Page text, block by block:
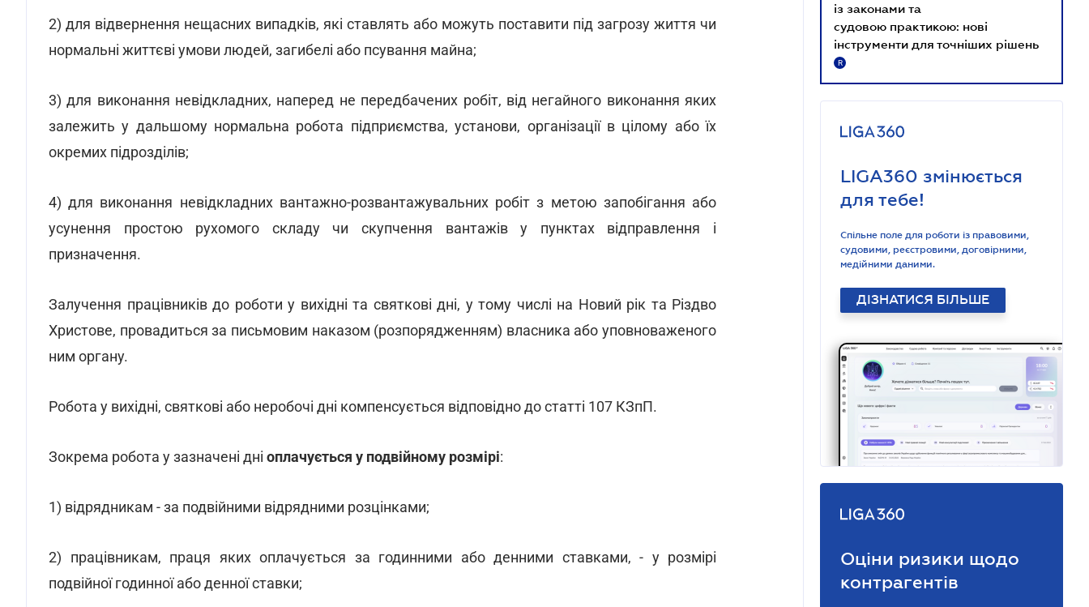
2) для відвернення нещасних випадків, які ставлять або можуть поставити під загрозу життя чи
нормальні життєві умови людей, загибелі або псування майна;
3) для виконання невідкладних, наперед не передбачених робіт, від негайного виконання яких
залежить у дальшому нормальна робота підприємства, установи, організації в цілому або їх
окремих підрозділів;
4) для виконання невідкладних вантажно-розвантажувальних робіт з метою запобігання або
усунення простою рухомого складу чи скупчення вантажів у пунктах відправлення і
призначення.
Залучення працівників до роботи у вихідні та святкові дні, у тому числі на Новий рік та Різдво
Христове, провадиться за письмовим наказом (розпорядженням) власника або уповноваженого
ним органу.
Робота у вихідні, святкові або неробочі дні компенсується відповідно до статті 107 КЗпП.
Зокрема робота у зазначені дні оплачується у подвійному розмірі:
1) відрядникам - за подвійними відрядними розцінками;
2) працівникам, праця яких оплачується за годинними або денними ставками, - у розмірі
подвійної годинної або денної ставки;
із законами та
судовою практикою: нові
інструменти для точніших рішень
R
LIGA360 змінюється
для тебе!
Спільне поле для роботи із правовими,
судовими, реєстровими, договірними,
медійними даними.
ДІЗНАТИСЯ БІЛЬШЕ
Оціни ризики щодо
контрагентів